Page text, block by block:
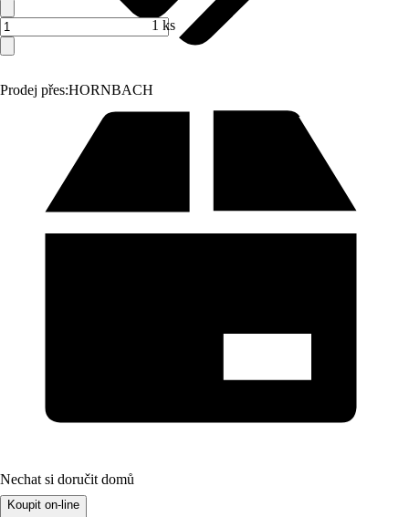
Prodej přes:HORNBACH
1 ks
Nechat si doručit domů
Koupit on-line